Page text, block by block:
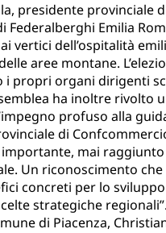
presidente provinciale
Emilia
vertici dell’ospitalità
aree montane.
propri organi dirigenti
ha inoltre
profuso alla
di
importante, mai
Un riconoscimento
concreti per lo
strategiche
di Piacenza,